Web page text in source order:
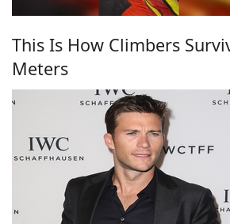
This Is How Climbers
Meters